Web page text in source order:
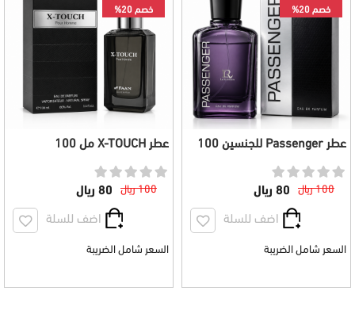
خصم 20%
عطر Passenger للجنسين 100
100 ريال
80 ريال
اضف للسلة
السعر شامل الضريبة
خصم 20%
عطر X-TOUCH مل 100
100 ريال
80 ريال
اضف للسلة
السعر شامل الضريبة